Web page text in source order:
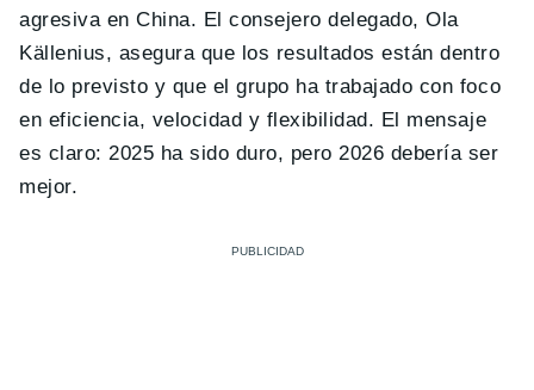
agresiva en China. El consejero delegado, Ola
Källenius, asegura que los resultados están dentro
de lo previsto y que el grupo ha trabajado con foco
en eficiencia, velocidad y flexibilidad. El mensaje
es claro: 2025 ha sido duro, pero 2026 debería ser
mejor.